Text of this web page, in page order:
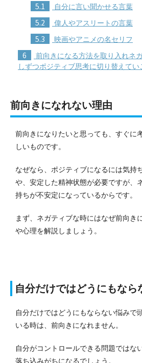
5.1 自分に言い聞かせる言葉
5.2 偉人やアスリートの言葉
5.3 映画やアニメの名セリフ
6
前向きになる方法を取り入れネ
しずつポジティブ思考に切り替えてい
前向きになれない理由
前向きになりたいと思っても、すぐに
しいものです。
なぜなら、ポジティブになるには気持
や、安定した精神状態が必要ですが、
持ちが不安定になっているからです。
まず、ネガティブな時にはなぜ前向き
や心理を解説しましょう。
自分だけではどうにもなら
自分だけではどうにもならない悩みで
いる時は、前向きになれません。
自分がコントロールできる問題ではな
落ち込みがちになるでしょう。